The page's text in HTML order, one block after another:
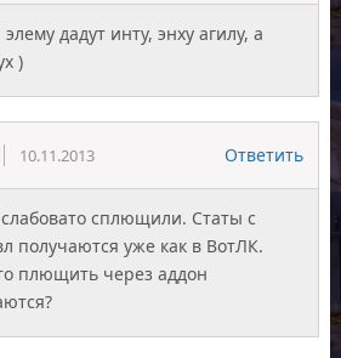
элему дадут инту, энху агилу, а
)
10.11.2013 Ответить
слабовато сплющили. Статы с
получаются уже как в ВотЛК.
плющить через аддон